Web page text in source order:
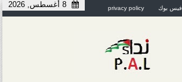
فيس بوك privacy policy 8 أغسطس, 2026